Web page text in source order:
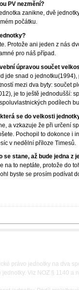
PV nezmění?
zanikne, dvě
počátku.
Protože ani jeden z nás
pro náš případ.
úpravou součet
jde snad o
mezi dva byty: součet
je to ještě jednodušší:
podílech
se do velkosti
a vzkazuje že při určení
Pochopil to dokonce i
v nedělní příloze Timesů.
se stane, až bude jedna z
na to neptáte, protože do
byste se prosím podívat
právo jednotky na dva
Viz NOZ § 1140 a